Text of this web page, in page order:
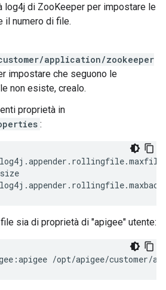
log4j di ZooKeeper per impostare le
il numero di file.
application/zookeeper
impostare che seguono le
non esiste, crealo.
proprietà in
:
sia di proprietà di "apigee" utente:
/opt/apigee/customer/